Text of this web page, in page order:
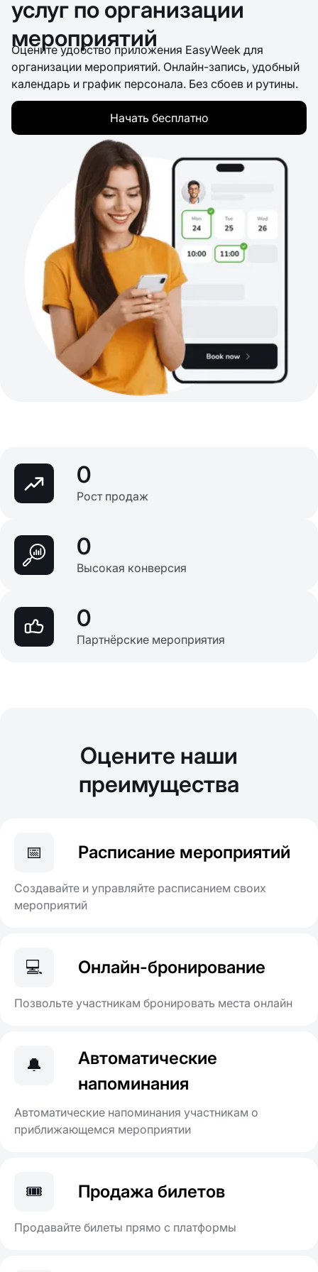
услуг по организации
мероприятий
Оцените удобство приложения EasyWeek для
организации мероприятий. Онлайн-запись, удобный
календарь и график персонала. Без сбоев и рутины.
Начать бесплатно
0
Рост продаж
0
Высокая конверсия
0
Партнёрские мероприятия
Оцените наши
преимущества
📅 Расписание мероприятий
Создавайте и управляйте расписанием своих
мероприятий
💻 Онлайн-бронирование
Позвольте участникам бронировать места онлайн
🔔
Автоматические
напоминания
Автоматические напоминания участникам о
приближающемся мероприятии
🎟️ Продажа билетов
Продавайте билеты прямо с платформы